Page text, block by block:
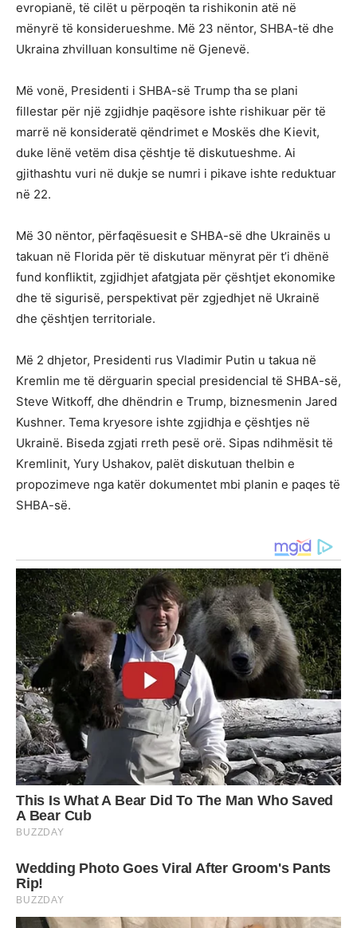
evropianë, të cilët u përpoqën ta rishikonin atë në
mënyrë të konsiderueshme. Më 23 nëntor, SHBA-të dhe
Ukraina zhvilluan konsultime në Gjenevë.
Më vonë, Presidenti i SHBA-së Trump tha se plani
fillestar për një zgjidhje paqësore ishte rishikuar për të
marrë në konsideratë qëndrimet e Moskës dhe Kievit,
duke lënë vetëm disa çështje të diskutueshme. Ai
gjithashtu vuri në dukje se numri i pikave ishte reduktuar
në 22.
Më 30 nëntor, përfaqësuesit e SHBA-së dhe Ukrainës u
takuan në Florida për të diskutuar mënyrat për t’i dhënë
fund konfliktit, zgjidhjet afatgjata për çështjet ekonomike
dhe të sigurisë, perspektivat për zgjedhjet në Ukrainë
dhe çështjen territoriale.
Më 2 dhjetor, Presidenti rus Vladimir Putin u takua në
Kremlin me të dërguarin special presidencial të SHBA-së,
Steve Witkoff, dhe dhëndrin e Trump, biznesmenin Jared
Kushner. Tema kryesore ishte zgjidhja e çështjes në
Ukrainë. Biseda zgjati rreth pesë orë. Sipas ndihmësit të
Kremlinit, Yury Ushakov, palët diskutuan thelbin e
propozimeve nga katër dokumentet mbi planin e paqes të
SHBA-së.